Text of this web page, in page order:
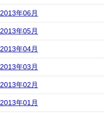
2013年06月
2013年05月
2013年04月
2013年03月
2013年02月
2013年01月